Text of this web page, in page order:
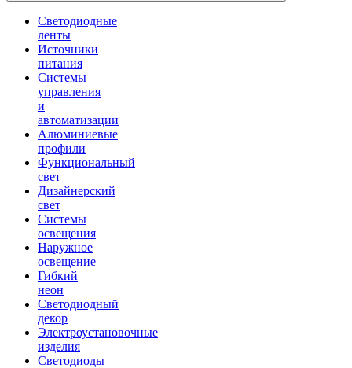
Светодиодные
ленты
Источники
питания
Системы
управления
и
автоматизации
Алюминиевые
профили
Функциональный
свет
Дизайнерский
свет
Системы
освещения
Наружное
освещение
Гибкий
неон
Светодиодный
декор
Электроустановочные
изделия
Светодиоды